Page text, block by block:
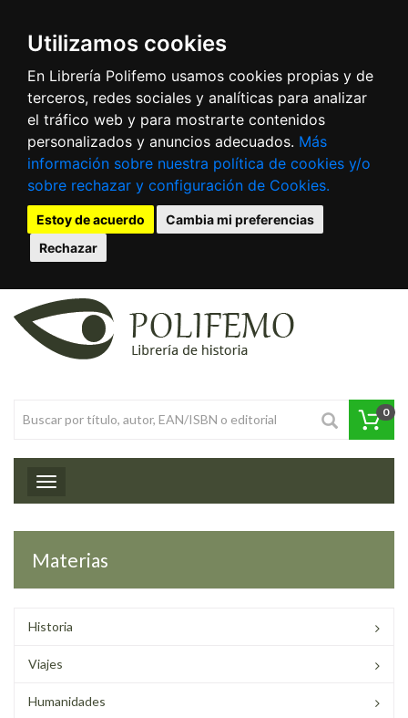
Utilizamos cookies
En Librería Polifemo usamos cookies propias y de
terceros, redes sociales y analíticas para analizar
el tráfico web y para mostrarte contenidos
personalizados y anuncios adecuados. Más
información sobre nuestra política de cookies y/o
sobre rechazar y configuración de Cookies.
Estoy de acuerdo
Cambia mi preferencias
Rechazar
0
Toggle navigation
Materias
Historia
Viajes
Humanidades